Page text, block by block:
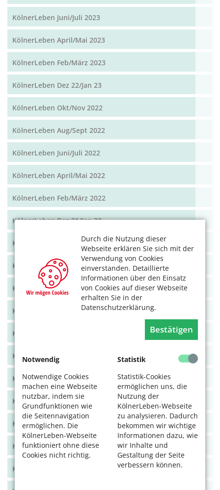
Durch die Nutzung dieser
Webseite erklären Sie sich mit der
Verwendung von Cookies
einverstanden. Detaillierte
Informationen über den Einsatz
von Cookies auf dieser Webseite
erhalten Sie in der
Datenschutzerklärung.
Bestätigen
Notwendig
Notwendige Cookies
machen eine Webseite
nutzbar, indem sie
Grundfunktionen wie
die Seitennavigation
ermöglichen. Die
KölnerLeben-Webseite
funktioniert ohne diese
Cookies nicht richtig.
Statistik
Statistik-Cookies
ermöglichen uns, die
Nutzung der
KölnerLeben-Webseite
zu analysieren. Dadurch
bekommen wir wichtige
Informationen dazu, wie
wir Inhalte und
Gestaltung der Seite
verbessern können.
KölnerLeben Juni/Juli 2023
KölnerLeben April/Mai 2023
KölnerLeben Feb/März 2023
KölnerLeben Dez 22/Jan 23
KölnerLeben Okt/Nov 2022
KölnerLeben Aug/Sept 2022
KölnerLeben Juni/Juli 2022
KölnerLeben April/Mai 2022
KölnerLeben Feb/März 2022
KölnerLeben Dez 21/Jan 22
KölnerLeben Okt/Nov 2021
KölnerLeben Aug/Sept 2021
KölnerLeben Juni/Juli 2021
KölnerLeben April/Mai 2021
KölnerLeben Feb/März 2021
KölnerLeben Dez 20/Jan 21
KölnerLeben Okt/Nov 2020
KölnerLeben Aug/Sept 2020
KölnerLeben Juni/Juli 2020
KölnerLeben April/Mai 2020
KölnerLeben Feb/März 2020